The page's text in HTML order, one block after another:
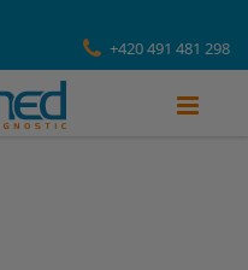
+420 491 481 298